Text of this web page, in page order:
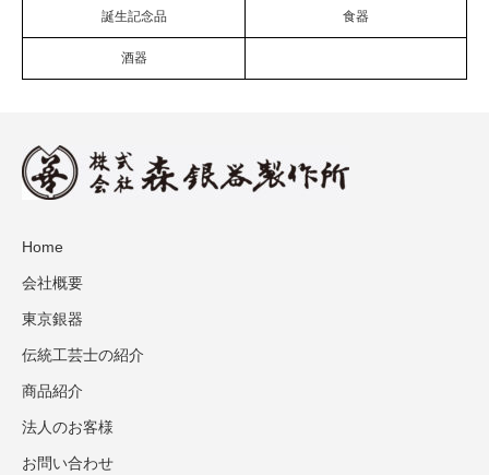
誕生記念品 食器
酒器
Home
会社概要
東京銀器
伝統工芸士の紹介
商品紹介
法人のお客様
お問い合わせ